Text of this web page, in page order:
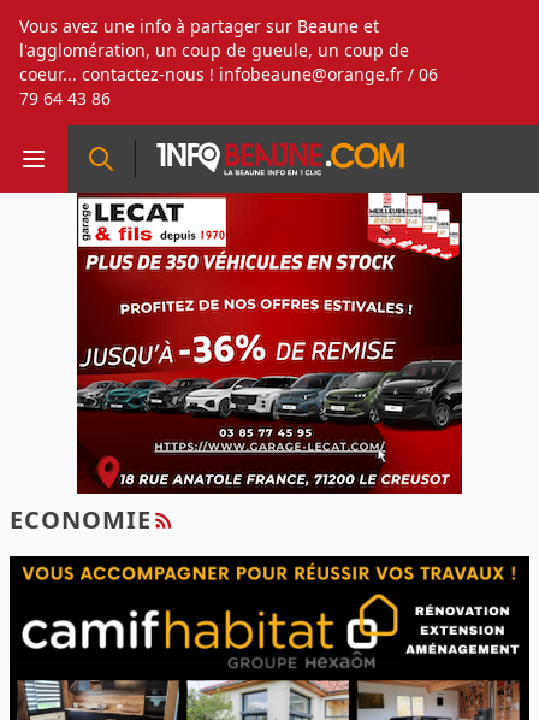
Vous avez une info à partager sur Beaune et
l'agglomération, un coup de gueule, un coup de
coeur... contactez-nous ! infobeaune@orange.fr / 06
79 64 43 86
ECONOMIE